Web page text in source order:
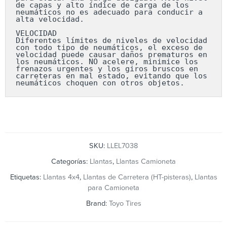
de capas y alto índice de carga de los
neumáticos no es adecuado para conducir a
alta velocidad.
VELOCIDAD
Diferentes límites de niveles de velocidad
con todo tipo de neumáticos, el exceso de
velocidad puede causar daños prematuros en
los neumáticos. NO acelere, minimice los
frenazos urgentes y los giros bruscos en
carreteras en mal estado, evitando que los
neumáticos choquen con otros objetos.
SKU: LLEL7038
Categorías: Llantas, Llantas Camioneta
Etiquetas: Llantas 4x4, Llantas de Carretera (HT-pisteras), Llantas
para Camioneta
Brand: Toyo Tires